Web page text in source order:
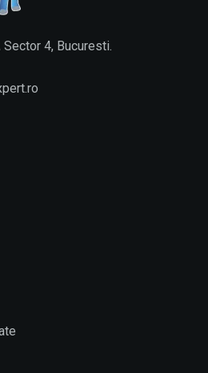
Sector 4, Bucuresti.